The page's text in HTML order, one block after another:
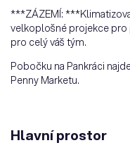
***ZÁZEMÍ:
velkoplošné projekce pro
pro celý váš tým.
Pobočku na Pankráci
Penny Marketu.
Hlavní prostor